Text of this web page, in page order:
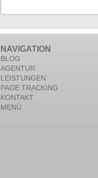
NAVIGATION
BLOG
AGENTUR
LEISTUNGEN
PAGE TRACKING
KONTAKT
MENÜ